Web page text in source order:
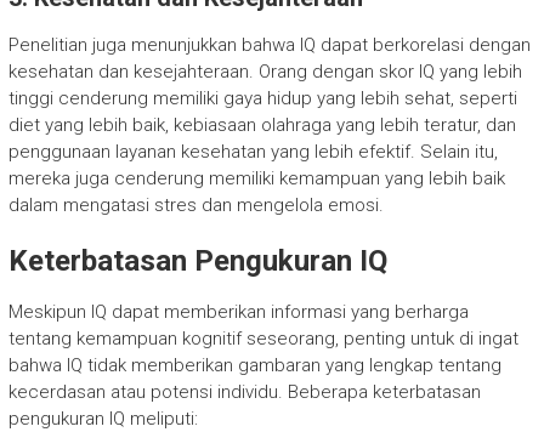
Penelitian juga menunjukkan bahwa IQ dapat berkorelasi dengan
kesehatan dan kesejahteraan. Orang dengan skor IQ yang lebih
tinggi cenderung memiliki gaya hidup yang lebih sehat, seperti
diet yang lebih baik, kebiasaan olahraga yang lebih teratur, dan
penggunaan layanan kesehatan yang lebih efektif. Selain itu,
mereka juga cenderung memiliki kemampuan yang lebih baik
dalam mengatasi stres dan mengelola emosi.
Keterbatasan Pengukuran IQ
Meskipun IQ dapat memberikan informasi yang berharga
tentang kemampuan kognitif seseorang, penting untuk di ingat
bahwa IQ tidak memberikan gambaran yang lengkap tentang
kecerdasan atau potensi individu. Beberapa keterbatasan
pengukuran IQ meliputi: